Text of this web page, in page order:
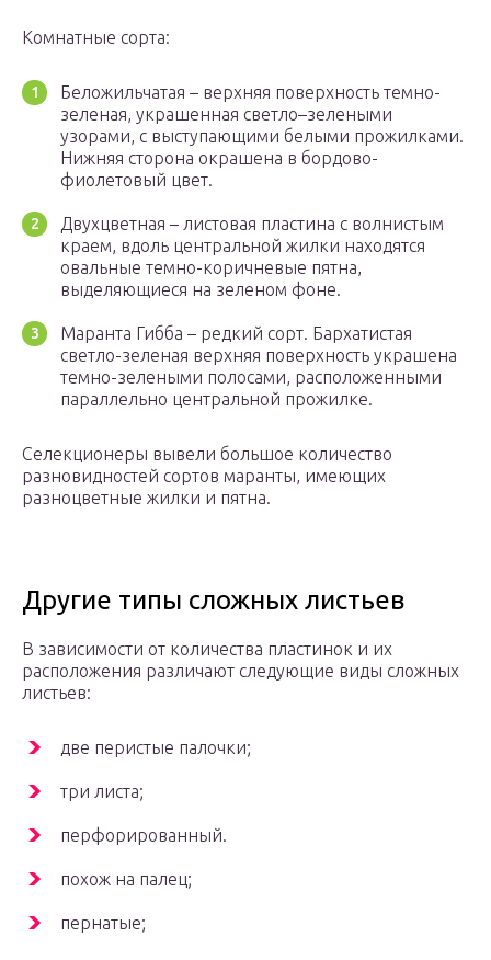
Комнатные сорта:
Беложильчатая – верхняя поверхность темно-
зеленая, украшенная светло–зелеными
узорами, с выступающими белыми прожилками.
Нижняя сторона окрашена в бордово-
фиолетовый цвет.
Двухцветная – листовая пластина с волнистым
краем, вдоль центральной жилки находятся
овальные темно-коричневые пятна,
выделяющиеся на зеленом фоне.
Маранта Гибба – редкий сорт. Бархатистая
светло-зеленая верхняя поверхность украшена
темно-зелеными полосами, расположенными
параллельно центральной прожилке.
Селекционеры вывели большое количество
разновидностей сортов маранты, имеющих
разноцветные жилки и пятна.
Другие типы сложных листьев
В зависимости от количества пластинок и их
расположения различают следующие виды сложных
листьев:
две перистые палочки;
три листа;
перфорированный.
похож на палец;
пернатые;